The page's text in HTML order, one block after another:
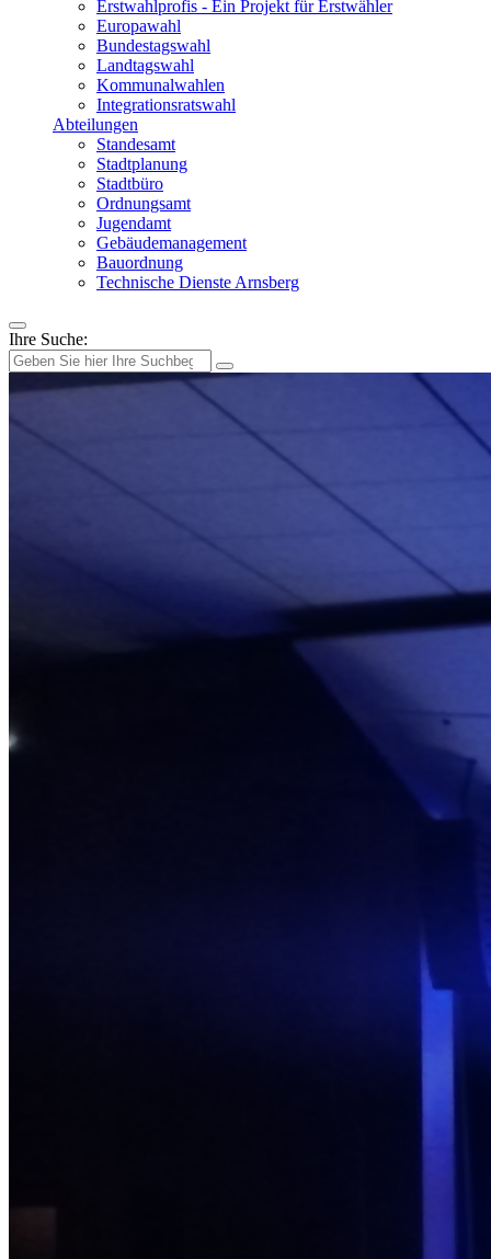
Erstwahlprofis - Ein Projekt für Erstwähler
Europawahl
Bundestagswahl
Landtagswahl
Kommunalwahlen
Integrationsratswahl
Abteilungen
Standesamt
Stadtplanung
Stadtbüro
Ordnungsamt
Jugendamt
Gebäudemanagement
Bauordnung
Technische Dienste Arnsberg
Ihre Suche: